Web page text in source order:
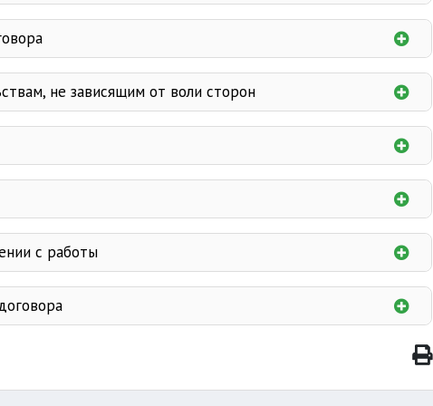
пенсии по возрасту
предприятия
смены собственника
с изменениями в
в связи с несоответствием
работников
без отрыва
от производства
отрывом от производства
двух лет после окончания учебы при условии
по истечении его срока
в течение
продливается на
со дня возвращения
не зависящим от воли сторон
суда
последний день работы
основания прекращения трудового договора
от воли сторон
с работы
в день
в день предъявления